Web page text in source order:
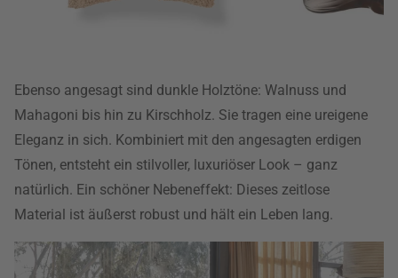
Ebenso angesagt sind dunkle Holztöne: Walnuss und
Mahagoni bis hin zu Kirschholz. Sie tragen eine ureigene
Eleganz in sich. Kombiniert mit den angesagten erdigen
Tönen, entsteht ein stilvoller, luxuriöser Look – ganz
natürlich. Ein schöner Nebeneffekt: Dieses zeitlose
Material ist äußerst robust und hält ein Leben lang.